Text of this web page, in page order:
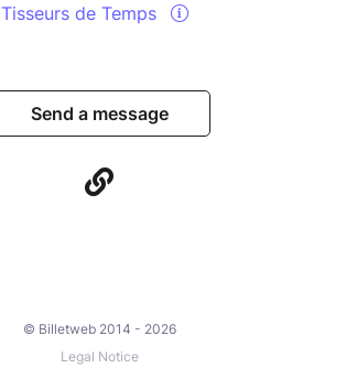
Tisseurs de Temps
Send a message
© Billetweb 2014 - 2026
Legal Notice